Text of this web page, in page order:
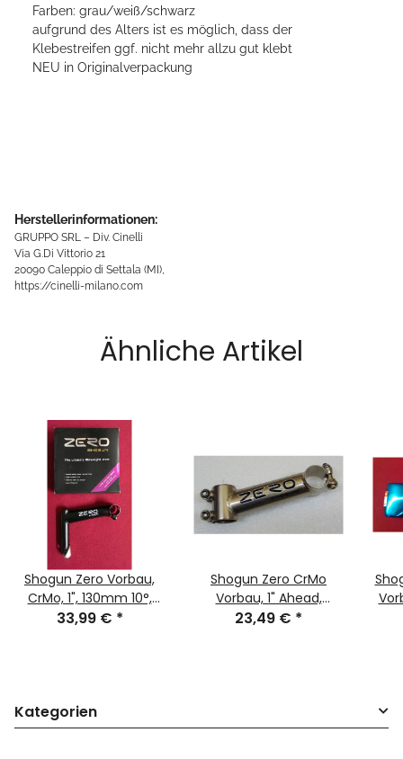
Farben: grau/weiß/schwarz
aufgrund des Alters ist es möglich, dass der
Klebestreifen ggf. nicht mehr allzu gut klebt
NEU in Originalverpackung
Herstellerinformationen:
GRUPPO SRL – Div. Cinelli
Via G.Di Vittorio 21
20090 Caleppio di Settala (MI),
https://cinelli-milano.com
Ähnliche Artikel
Shogun Zero Vorbau,
CrMo, 1", 130mm 10°,
schwarz, NEU
33,99 € *
Shogun Zero CrMo
Vorbau, 1" Ahead,
140mm, 10°, titan-
23,49 € *
Kategorien